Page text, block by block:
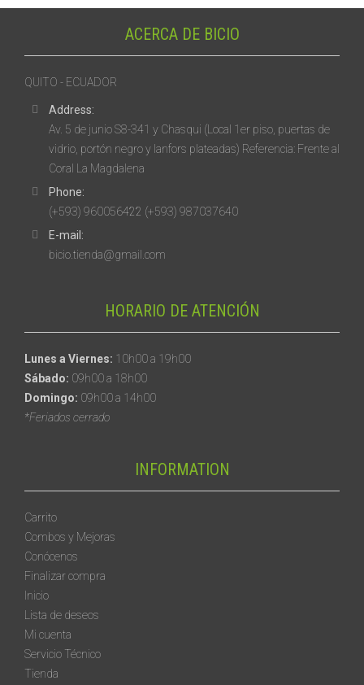
ACERCA DE BICIO
QUITO - ECUADOR
Address:
Av. 5 de junio S8-341 y Chasqui (Local 1er piso, puertas de
vidrio, portón negro y lanfors plateadas) Referencia: Frente al
Coral La Magdalena
Phone:
(+593) 960056422 (+593) 987037640
E-mail:
bicio.tienda@gmail.com
HORARIO DE ATENCIÓN
Lunes a Viernes: 10h00 a 19h00
Sábado: 09h00 a 18h00
Domingo: 09h00 a 14h00
*Feriados cerrado
INFORMATION
Carrito
Combos y Mejoras
Conócenos
Finalizar compra
Inicio
Lista de deseos
Mi cuenta
Servicio Técnico
Tienda